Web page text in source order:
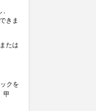
きま
たは
クを
甲